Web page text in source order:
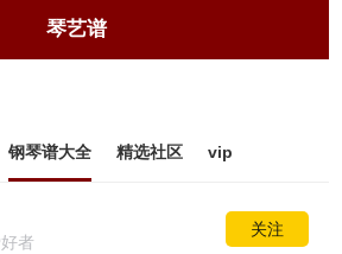
琴艺谱
钢琴谱大全 精选社区 vip
者
关注